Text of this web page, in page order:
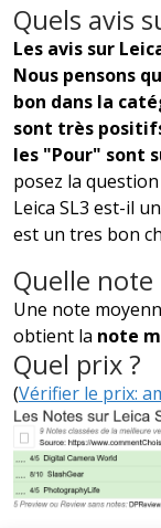
Quels avis
Les avis sur
Nous pensons
bon dans la
sont très
les "Pour" sont
posez la
Leica SL3 est-il
est un tres bon
Quelle note
Une note
obtient la note
Quel prix ?
(Vérifier le prix: